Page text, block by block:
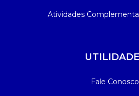
Atividades
Fale Conosco